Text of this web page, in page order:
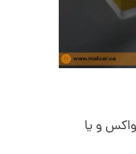
و یا